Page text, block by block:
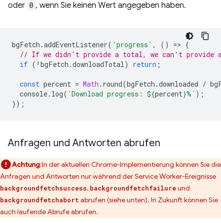
oder 0 , wenn Sie keinen Wert angegeben haben.
bgFetch .addEventListener( 'progress' , () => {
// If we didn't provide a total, we can't provide
if ( ! bgFetch .downloadTotal) return ;
const percent = Math . round(bgFetch .downloaded /
console. log( `Download progress: ${percent}%` );
});
Anfragen und Antworten abrufen
Achtung:In der aktuellen Chrome-Implementierung können Sie die
Anfragen und Antworten nur während der Service Worker-Ereignisse
backgroundfetchsuccess, backgroundfetchfailureund
backgroundfetchabort abrufen (siehe unten). In Zukunft können Sie
auch laufende Abrufe abrufen.